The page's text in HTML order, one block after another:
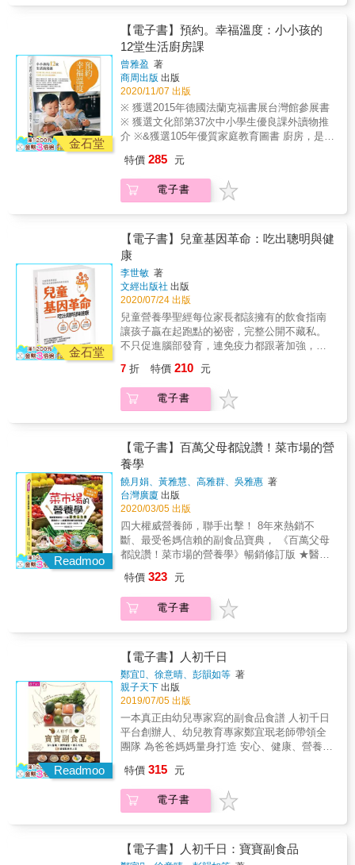
日三餐料理示範★Part 1 美好一天從早餐開
始：造型三明治＋玉米濃湯＋繽紛水果杯Part 2
能量午餐吃飽也吃好：番茄燉飯＋南瓜濃湯＋
非油炸可樂餅＋葡萄鳳梨汁Part 3 簡單營養的
輕巧晚餐：白木耳小米粥＋空心菜肉餅
「台式」「韓式」「泰式」等20道口味多變、
營養又美味的家常便當。 ‧介紹十大便當萬用配
菜，讓省時又美觀的配菜妝點便當、平衡營
養。 ‧17道一品輕食，週末不想出門、又想發懶
就靠這味！
粉、沾蛋汁裹麵粉來炸東西嗎？洋芋片是最棒
的麵衣！ 用洋芋片碎片來取代麵粉，就能在打
造出驚人的酥脆口感。 ◎中午便當菜色總是一
成不變？讓Mei式家常便當豐富你的午餐。 從
充滿台味的「沙茶牛肉」到東南亞風情的「椒
麻雞」，多種風味任你挑選！ 還有十大萬用便
當配菜，輕鬆妝點便當替美味增添色彩。 ◎即
使是一個人也要吃得好、吃得飽！用一品輕食
滿足味蕾、填飽肚子。 想發懶的週末不想出
門，也不想吃外食嗎？一個人吃怕煮太多嗎？
等不需配菜的一品輕食吧！ 本書特色 ‧收錄
「台式」「韓式」「泰式」等20道口味多變、
營養又美味的家常便當。 ‧介紹十大便當萬用配
養。 ‧17道一品輕食，週末不想出門、又想發懶
就靠這味！
金石堂
【電子書】預約。幸福溫度：小小孩的
12堂生活廚房課
曾雅盈 著
商周出版 出版
2020/11/07 出版
※ 獲選2015年德國法蘭克福書展台灣館參展書
※ 獲選文化部第37次中小學生優良課外讀物推
介 ※&獲選105年優質家庭教育圖書 廚房，是親
多欣賞、多接觸、多感受， 不設限，孩子的可
能就無限！ & 我的大手牽你的小手，我們一起
上市場，今天菜市場就是教室； 我的大手握你
樂趣， 將生活中的學習融入鍋碗瓢盆的有趣操
作， 在與孩子的廚房遊戲中，找到自己與孩子
之間， 一種溫暖的美好互動，一種幸福的感
覺。 & 本書作者兼具餐飲管理和幼教專業，以
說故事的方式及豐富圖文解說，引導家中有2～
6歲小小孩的爸爸媽媽，由自家廚房和餐廳開
始，陪伴孩子把料理過程轉化為遊戲，藉由親
子間的互動學習，將飲食教育融入自然的氛
圍，從小培養孩子的美感、建立動手做的好習
慣！ & 書中所設計的12個單元，包含：切、
包、擀、鋪、捲等動作，除了可以幫助小小孩
學會拿捏力道、訓練肌肉發展和手眼協調，還
能讓孩子在廚房遊戲中學會分辨味道、色彩，
的社交、表達與認知發展能力。 & 再以餐盤、
餐桌為畫布，用食物當油彩，透過擺盤及餐桌
佈置學習色彩搭配，讓小孩、小小孩在生活
中、餐桌上、餐廳裡自然體現生活美學。讓廚
房不再只是媽媽背影出現的地方，而是全家人
遊戲歡聚和學習的天堂。 * * * * * 本書以故事鋪
陳，透過實作引導家中有2-6歲小小孩的家長，
讓家庭教養與學習在自然、不刻意間進行。 全
故事的方式帶出主題重點 接著進入親子互動，
遊戲】Box，並附上含插圖的簡易食譜 文末以
專欄形式提供讀者各類補充資訊。例如：2-6歲
小孩的認知和語言發展、社交和情緒發展、手
部運用和自理能力檢測表 〈幸福推薦〉 吳淡
如、李李仁、李偉文、彭蕙仙、番紅花、蔡季
芳、蘇偉馨、蘇雪玉 (按姓氏筆畫序)
特價 285 元
電子書
金石堂
【電子書】兒童基因革命：吃出聰明與健
康
李世敏 著
文經出版社 出版
2020/07/24 出版
兒童營養學聖經每位家長都該擁有的飲食指南
讓孩子贏在起跑點的祕密，完整公開不藏私。
不只促進腦部發育，連免疫力都跟著加強，照
孕開始計畫孩子的健康吧！你知道：孕婦孕期
過程的種種跡象，都將影響到日後孩子好生養
與否嗎？你知道：婦產科孕婦總是鼓勵孕婦攝
將大大地影響到長大後人格的發育？你知道：
每5位兒童裡，就有一對父母抱怨孩子好動，但
只要補對維他命和礦物質就會有異想不到的效
果嗎？你知道：孩子抵抗力差、氣喘、過敏、
過動、睡不好、咬手指等常見問題，都可以藉
由正確補充營養素得到明顯改善嗎？孩子的健
康從來不是醫生一個人的事！當發育過程攝取
足夠營養素，不好的基因影響是可以受到改變
的。從小就為孩子建立正確飲食觀念，將幫助
他們擁有一個健康的人生。對於孩子正處於健
的解決之道。趕快跟著書中學習新世紀「兒童
基因營養學」，指引父母成為最好的家庭醫
師！
7 折 特價 210 元
電子書
Readmoo
【電子書】百萬父母都說讚！菜市場的營
養學
饒月娟、黃雅慧、高雅群、吳雅惠 著
台灣廣廈 出版
2020/03/05 出版
四大權威營養師，聯手出擊！ 8年來熱銷不
斷、最受爸媽信賴的副食品寶典， 《百萬父母
都說讚！菜市場的營養學》暢銷修訂版 ★醫學
這一家、教養旅遊作家Choyce，誠心力推！ ★
臺北市立聯合醫院楊文理策略長、曾慶昌小兒
科醫師、林宜芬營養科主任，聯合推薦！ 寶寶
選、採買、烹煮、保存」，處處是關鍵！ ◎解
決市場到餐桌的副食品難題！0～3歲寶寶都適
用的最強飲食指南 你知道寶貝幾個月才能吃胡
蘿蔔？7個月長牙要多補鈣嗎？ 副食品是奠定
孩子成長的地基，對應發育期攝取養分，才能
讓孩子順利長大！ 本書集結臺北市立聯合醫院
四大媽咪營養師， 帶你用56種菜市場裡最常
見、方便好取得的全年度食材， 依照寶寶生長
階段，設計出110道泥狀&rarr;糊狀&rarr;全食物
把孩子討厭的味道變美味！ ◎【特別收錄】生
病時的「病症飲食」，解決副食品時期的所有
疑惑！ 從食材的搭配宜忌、副食品狀況Q＆A，
解決超過百種的副食品困擾，陪寶貝吃健康、
特價 323 元
電子書
Readmoo
【電子書】人初千日
鄭宜、徐意晴、彭韻如等 著
親子天下 出版
2019/07/05 出版
一本真正由幼兒專家寫的副食品食譜 人初千日
平台創辦人、幼兒教育專家鄭宜珉老師帶領全
團隊 為爸爸媽媽量身打造 安心、健康、營養、
備餐：提供一次下廚，以同一批食材，就能同
時完成大人與寶寶餐點的妙法 簡單上手：每道
料理皆附材料圖及步驟圖，清楚說明不NG，新
建議 寶寶的發育不能等， 從受胎開始的第一個
1000天，是為「人初千日」， 這期間中所接受
特價 315 元
電子書
【電子書】人初千日：寶寶副食品